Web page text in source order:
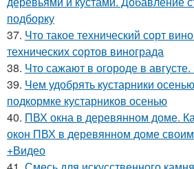
подборку
37. Что такое технический сорт
технических сортов винограда
38. Что сажают в огороде в
39. Чем удобрять кустарники
подкормке кустарников осенью
40. ПВХ окна в деревянном доме.
окон ПВХ в деревянном доме
+Видео